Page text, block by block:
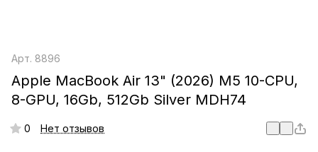
Арт. 8896
Apple MacBook Air 13" (2026) M5 10-CPU,
8-GPU, 16Gb, 512Gb Silver MDH74
0 Нет отзывов